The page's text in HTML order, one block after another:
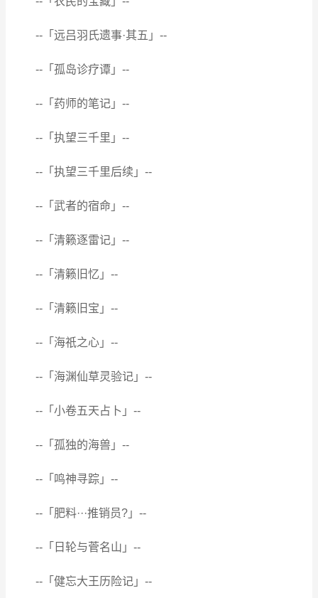
--「远吕羽氏遗事·其五」--
--「孤岛诊疗谭」--
--「药师的笔记」--
--「执望三千里」--
--「执望三千里后续」--
--「武者的宿命」--
--「清籁逐雷记」--
--「清籁旧忆」--
--「清籁旧宝」--
--「海祇之心」--
--「海渊仙草灵验记」--
--「小卷五天占卜」--
--「孤独的海兽」--
--「鸣神寻踪」--
--「肥料···推销员?」--
--「日轮与菅名山」--
--「健忘大王历险记」--